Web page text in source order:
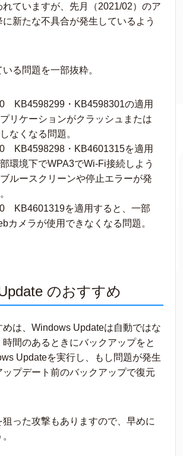
れていますが、先月（2021/02）のア
に新たな不具合が発生しているよう
る問題を一部抜粋。
KB4598299・KB4598301の適用
リケーションがクラッシュまたは
なくなる問題。
KB4598298・KB4601315を適用
環境下でWPA3でWi-Fi接続しよう
ルースクリーンや停止エラーが発
KB4601319を適用すると、一部
カメラが使用できなくなる問題。
のおすすめ
は、Windows Updateは自動ではな
時間のあるときにバックアップをと
Updateを実行し、もし問題が発生
ップデート前のバックアップで復元
った攻撃もありますので、早めに